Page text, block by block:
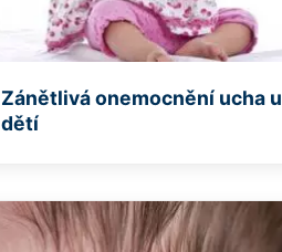
Zánětlivá onemocnění ucha u
dětí